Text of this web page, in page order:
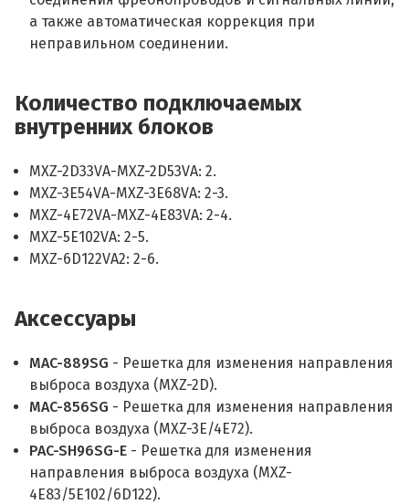
а также автоматическая коррекция при
неправильном соединении.
Количество подключаемых
внутренних блоков
MXZ-2D33VA-MXZ-2D53VA: 2.
MXZ-3E54VA-MXZ-3E68VA: 2-3.
MXZ-4E72VA-MXZ-4E83VA: 2-4.
MXZ-5E102VA: 2-5.
MXZ-6D122VA2: 2-6.
Аксессуары
MAC-889SG - Решетка для изменения направления
выброса воздуха (MXZ-2D).
MAC-856SG - Решетка для изменения направления
выброса воздуха (MXZ-3E/4E72).
PAC-SH96SG-E - Решетка для изменения
направления выброса воздуха (MXZ-
4E83/5E102/6D122).